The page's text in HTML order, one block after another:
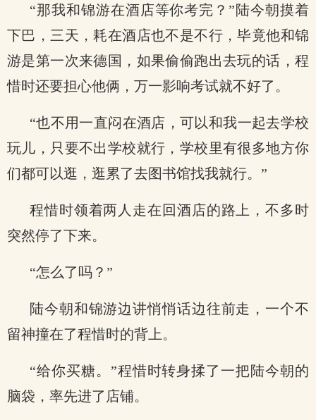
“那我和锦游在酒店等你考完？”陆今朝摸着
下巴，三天，耗在酒店也不是不行，毕竟他和锦
游是第一次来德国，如果偷偷跑出去玩的话，程
惜时还要担心他俩，万一影响考试就不好了。
“也不用一直闷在酒店，可以和我一起去学校
玩儿，只要不出学校就行，学校里有很多地方你
们都可以逛，逛累了去图书馆找我就行。”
程惜时领着两人走在回酒店的路上，不多时
突然停了下来。
“怎么了吗？”
陆今朝和锦游边讲悄悄话边往前走，一个不
留神撞在了程惜时的背上。
“给你买糖。”程惜时转身揉了一把陆今朝的
脑袋，率先进了店铺。